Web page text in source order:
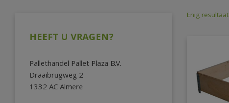
HEEFT U VRAGEN?
Pallethandel Pallet Plaza B.V.
Draaibrugweg 2
1332 AC Almere
Enig resultaat